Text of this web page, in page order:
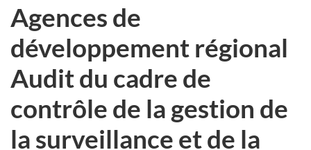
Agences de
développement régional
Audit du cadre de
contrôle de la gestion de
la surveillance et de la